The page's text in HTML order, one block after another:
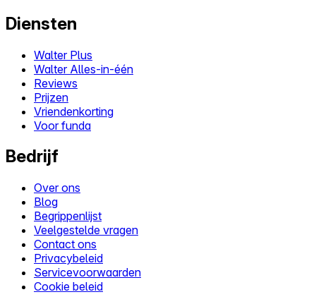
Diensten
Walter Plus
Walter Alles-in-één
Reviews
Prijzen
Vriendenkorting
Voor funda
Bedrijf
Over ons
Blog
Begrippenlijst
Veelgestelde vragen
Contact ons
Privacybeleid
Servicevoorwaarden
Cookie beleid